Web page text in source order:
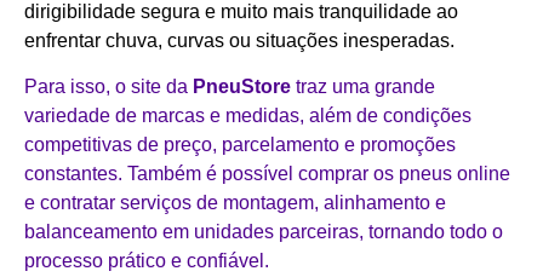
dirigibilidade segura e muito mais tranquilidade ao
enfrentar chuva, curvas ou situações inesperadas.
Para isso, o site da PneuStore traz uma grande
variedade de marcas e medidas, além de condições
competitivas de preço, parcelamento e promoções
constantes. Também é possível comprar os pneus online
e contratar serviços de montagem, alinhamento e
balanceamento em unidades parceiras, tornando todo o
processo prático e confiável.